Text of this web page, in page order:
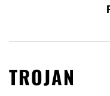
TROJAN